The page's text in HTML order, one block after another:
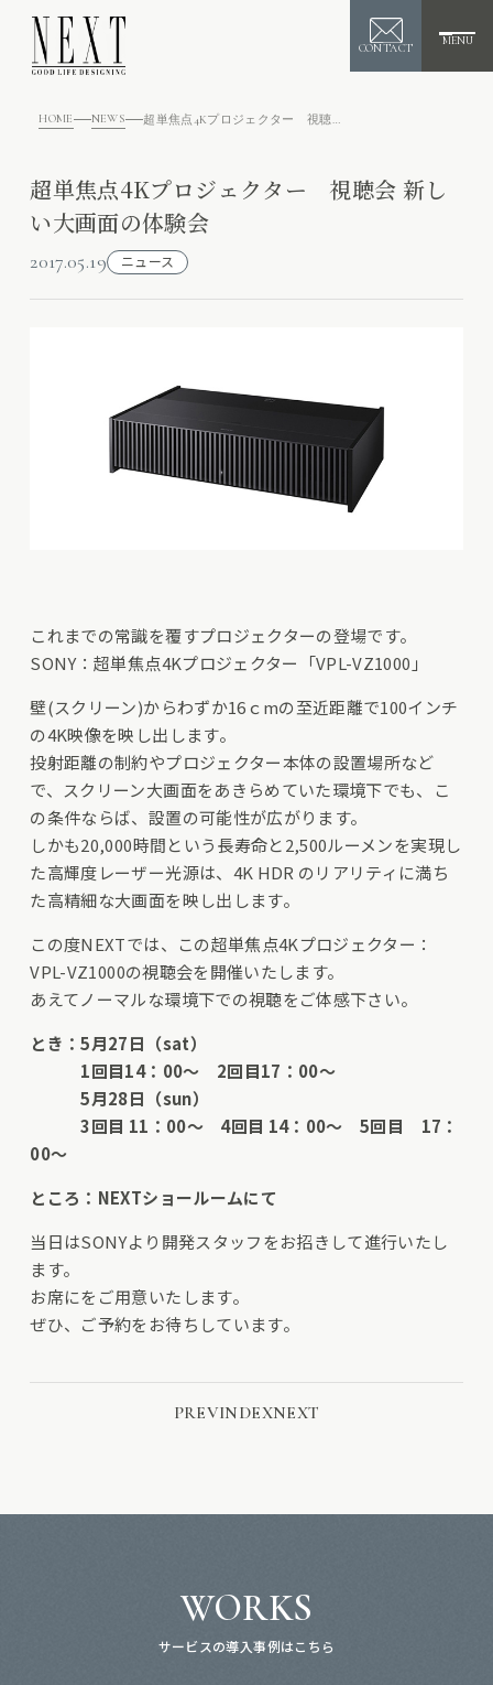
CONTACT
MENU
HOME NEWS
超単焦点4Kプロジェクター 視聴会 新し
い大画面の体験会
2017.05.19 ニュース
これまでの常識を覆すプロジェクターの登場です。
SONY：超単焦点4Kプロジェクター「VPL-VZ1000」
壁(スクリーン)からわずか16ｃmの至近距離で100インチ
の4K映像を映し出します。
投射距離の制約やプロジェクター本体の設置場所など
で、スクリーン大画面をあきらめていた環境下でも、こ
の条件ならば、設置の可能性が広がります。
しかも20,000時間という長寿命と2,500ルーメンを実現し
た高輝度レーザー光源は、4K HDR のリアリティに満ち
た高精細な大画面を映し出します。
この度NEXTでは、この超単焦点4Kプロジェクター：
VPL-VZ1000の視聴会を開催いたします。
あえてノーマルな環境下での視聴をご体感下さい。
とき：5月27日（sat）
1回目14：00～ 2回目17：00～
5月28日（sun）
3回目 11：00～ 4回目 14：00～ 5回目 17：
00～
ところ：NEXTショールームにて
当日はSONYより開発スタッフをお招きして進行いたし
ます。
お席にをご用意いたします。
ぜひ、ご予約をお待ちしています。
PREVINDEXNEXT
WORKS
サービスの導入事例はこちら